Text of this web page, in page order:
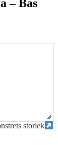
– Bas
storlek